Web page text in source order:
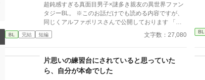
超鈍感すぎる真面目男子×謎多き親友の異世界ファン
タジーBL。 ※このお話だけでも読める内容ですが、
同じくアルファポリスさんで公開しております 「乙
女ゲームの難関攻略対象をたぶらかしてみた結果。」
と合わせて読んでいただけると、 １０倍くらい楽し
場人物も一部再登場したりします。 魔法と剣で戦う
世界のお話。 幼い頃から王太子殿下の専属護衛騎士
になるのが夢のラルフだが、 魔法の名門の家系であ
BL 完結 短編 文字数：27,080 BL
片思いの練習台にされていると思っていた
ら、自分が本命でした